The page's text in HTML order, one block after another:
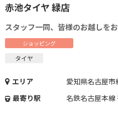
赤池タイヤ 緑店
スタッフ一同、皆様のお越しを
ショッピング
タイヤ
エリア
愛知県名古屋市
最寄り駅
名鉄名古屋本線